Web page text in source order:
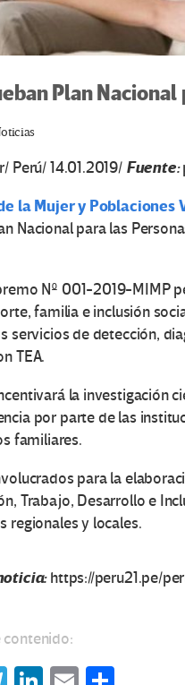
Plan
Perú/ 14.01.2019/Fuente:
la Mujer y Poblaciones
Nacional para las
Nº 001-2019-MIMP
familia e inclusión
servicios de detección,
TEA.
la investigación
por parte de las
familiares.
para la
Trabajo, Desarrollo e
regionales y locales.
https://peru21.pe/
contenido: